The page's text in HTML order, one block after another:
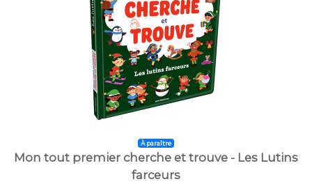
À paraître
Mon tout premier cherche et trouve - Les Lutins
farceurs